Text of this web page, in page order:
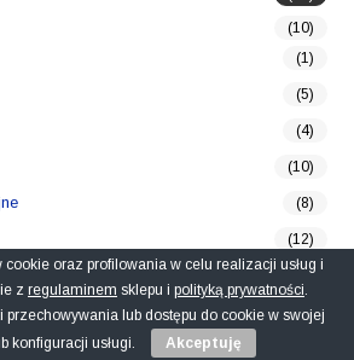
(10)
(1)
(5)
(4)
(10)
(8)
(12)
(6)
(1)
oraz profilowania w celu realizacji usług i
z regulaminem sklepu i polityką prywatności.
przechowywania lub dostępu do cookie w swojej
konfiguracji usługi.
Akceptuję